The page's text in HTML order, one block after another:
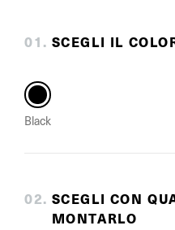
01 . SCEGLI IL
Black
02. SCEGLI CON
MONTARLO